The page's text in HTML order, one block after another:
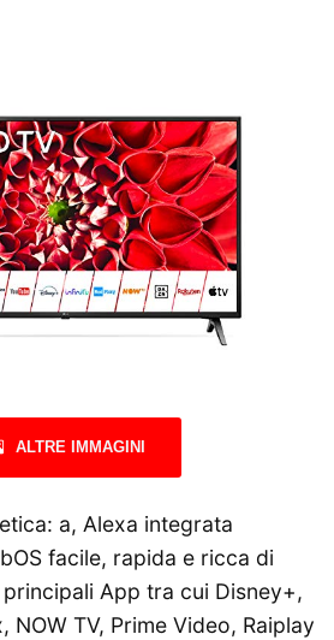
ALTRE IMMAGINI
a, Alexa integrata
facile, rapida e ricca di
App tra cui Disney+,
NOW TV, Prime Video, Raiplay